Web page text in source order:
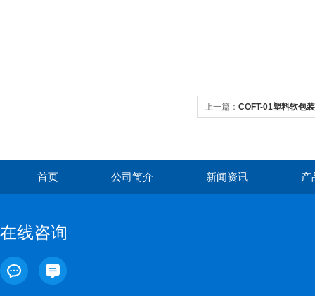
上一篇： COFT-01塑料软包
首页 公司简介 新闻资讯 产
在线咨询